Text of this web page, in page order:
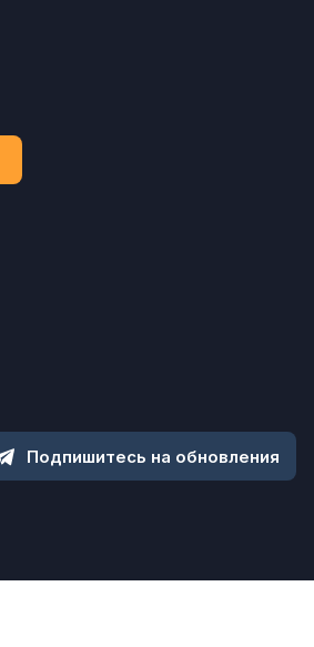
Подпишитесь на обновления